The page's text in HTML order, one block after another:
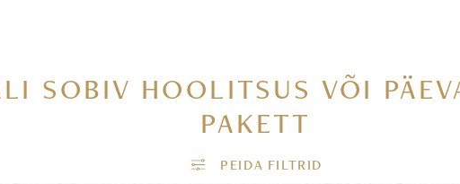
SOBIV HOOLITSUS VÕI
PAKETT